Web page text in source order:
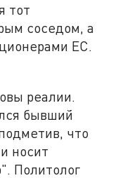
тот
соседом, а
ЕС.
реалии.
бывший
что
носит
Политолог